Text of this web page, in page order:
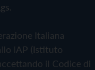
Italiana
IAP (Istituto
il Codice di